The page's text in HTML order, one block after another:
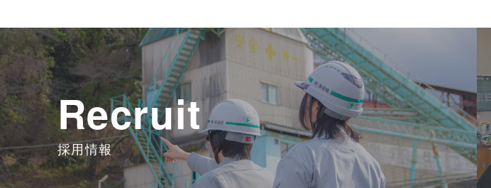
Recruit
採用情報